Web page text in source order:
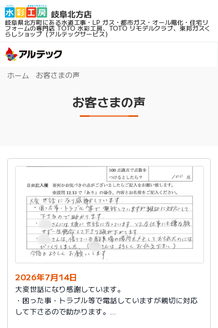
岐阜県北方町にある水道工事・LP ガス・都市ガス・オール電化・住宅リ
フォームの専門店TOTO 水彩工房、TOTO リモデルクラブ、東邦ガスく
らしショップ（アルテックサービス）
ホーム お客さまの声
お客さまの声
2026年7月14日
大変世話になり感謝しています。
・困った事・トラブル等で電話していますが親切に対応
して下さるので助かります。